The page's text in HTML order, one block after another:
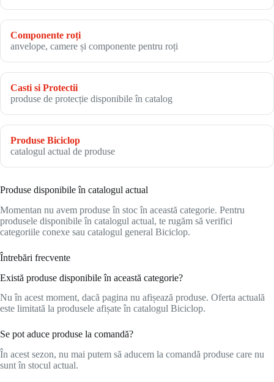
Componente roți
anvelope, camere și componente pentru roți
Casti si Protectii
produse de protecție disponibile în catalog
Produse Biciclop
catalogul actual de produse
Produse disponibile în catalogul actual
Momentan nu avem produse în stoc în această categorie. Pentru
produsele disponibile în catalogul actual, te rugăm să verifici
categoriile conexe sau catalogul general Biciclop.
Întrebări frecvente
Există produse disponibile în această categorie?
Nu în acest moment, dacă pagina nu afișează produse. Oferta actuală
este limitată la produsele afișate în catalogul Biciclop.
Se pot aduce produse la comandă?
În acest sezon, nu mai putem să aducem la comandă produse care nu
sunt în stocul actual.